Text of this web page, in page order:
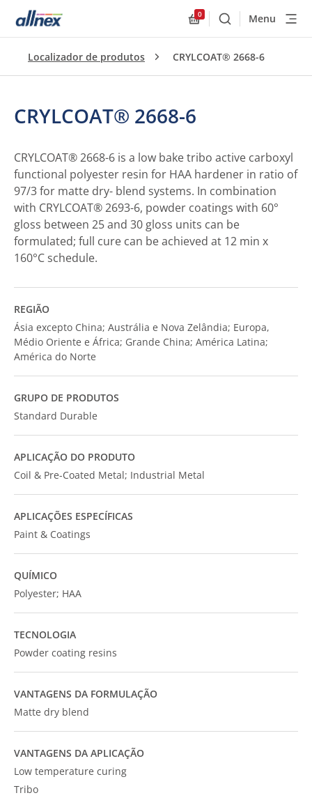
0
BuscarMenu
Localizador de produtos CRYLCOAT® 2668-6
CRYLCOAT® 2668-6
CRYLCOAT® 2668-6 is a low bake tribo active carboxyl
functional polyester resin for HAA hardener in ratio of
97/3 for matte dry- blend systems. In combination
with CRYLCOAT® 2693-6, powder coatings with 60°
gloss between 25 and 30 gloss units can be
formulated; full cure can be achieved at 12 min x
160°C schedule.
REGIÃO
Ásia excepto China; Austrália e Nova Zelândia; Europa,
Médio Oriente e África; Grande China; América Latina;
América do Norte
GRUPO DE PRODUTOS
Standard Durable
APLICAÇÃO DO PRODUTO
Coil & Pre-Coated Metal; Industrial Metal
APLICAÇÕES ESPECÍFICAS
Paint & Coatings
QUÍMICO
Polyester; HAA
TECNOLOGIA
Powder coating resins
VANTAGENS DA FORMULAÇÃO
Matte dry blend
VANTAGENS DA APLICAÇÃO
Low temperature curing
Tribo